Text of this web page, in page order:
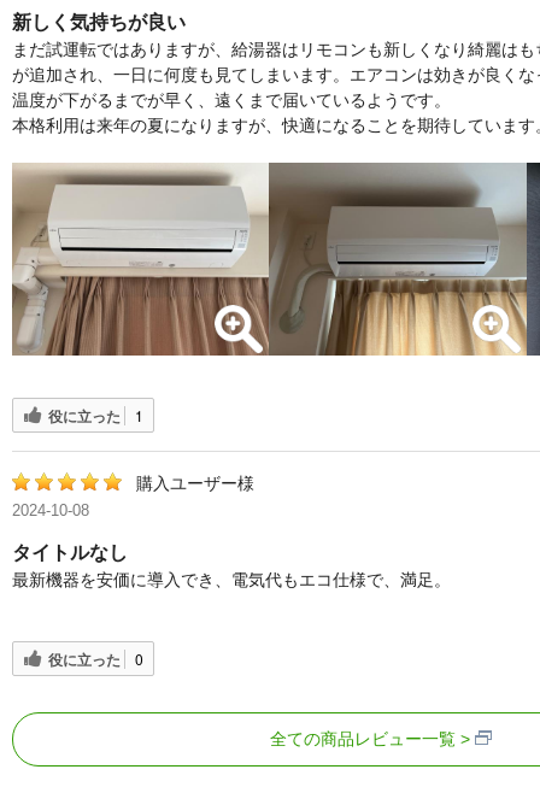
新しく気持ちが良い
まだ試運転ではありますが、給湯器はリモコンも新しくなり綺麗は
が追加され、一日に何度も見てしまいます。エアコンは効きが良く
温度が下がるまでが早く、遠くまで届いているようです。
本格利用は来年の夏になりますが、快適になることを期待しています
役に立った 1
購入ユーザー様
2024-10-08
タイトルなし
最新機器を安価に導入でき、電気代もエコ仕様で、満足。
役に立った 0
全ての商品レビュー一覧